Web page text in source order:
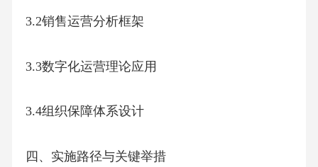
3.2销售运营分析框架
3.3数字化运营理论应用
3.4组织保障体系设计
四、实施路径与关键举措